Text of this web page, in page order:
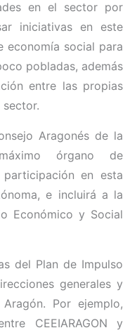
en el sector por
iniciativas en este
economía social para
pobladas, además
entre las propias
Aragonés de la
órgano de
en esta
e incluirá a la
Económico y Social
del Plan de Impulso
generales y
Por ejemplo,
CEEIARAGON y